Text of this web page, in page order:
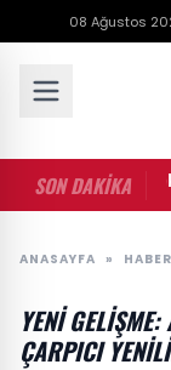
08 Ağustos
SON DAKİKA
• Bakan
ANASAYFA » HABER
YENI
ÇARPICI